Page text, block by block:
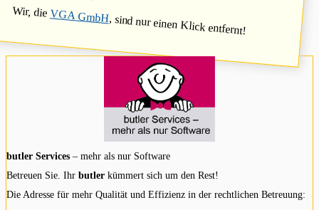
Wir, dieVGA GmbH, sind nur einen Klick entfernt!
butler Services – mehr als nur Software
Betreuen Sie. Ihr butler kümmert sich um den Rest!
Die Adresse für mehr Qualität und Effizienz in der rechtlichen Betreuung: